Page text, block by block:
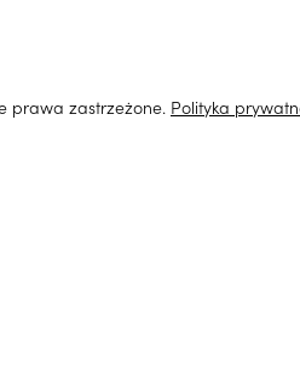
prawa zastrzeżone. Polityka